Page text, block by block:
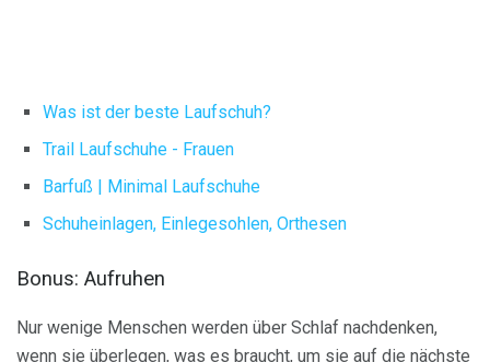
Was ist der beste Laufschuh?
Trail Laufschuhe - Frauen
Barfuß |
Minimal Laufschuhe
Schuheinlagen, Einlegesohlen, Orthesen
Bonus: Aufruhen
Nur wenige Menschen werden über Schlaf nachdenken,
wenn sie überlegen, was es braucht, um sie auf die nächste